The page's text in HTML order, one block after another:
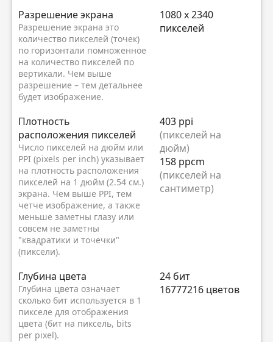
Разрешение экрана
Разрешение экрана это
количество пикселей (точек)
по горизонтали помноженное
на количество пикселей по
вертикали. Чем выше
разрешение – тем детальнее
будет изображение.
1080 x 2340
пикселей
Плотность
расположения пикселей
Число пикселей на дюйм или
PPI (pixels per inch) указывает
на плотность расположения
пикселей на 1 дюйм (2.54 см.)
экрана. Чем выше PPI, тем
четче изображение, а также
меньше заметны глазу или
совсем не заметны
"квадратики и точечки"
(пиксели).
403 ppi
(пикселей на
дюйм)
158 ppcm
(пикселей на
сантиметр)
Глубина цвета
Глубина цвета означает
сколько бит используется в 1
пикселе для отображения
цвета (бит на пиксель, bits
per pixel).
24 бит
16777216 цветов